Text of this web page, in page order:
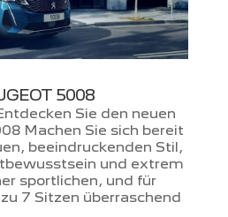
5008
Sie den neuen
Machen Sie sich bereit
beeindruckenden Stil,
und extrem
sportlichen, und für
7 Sitzen überraschend